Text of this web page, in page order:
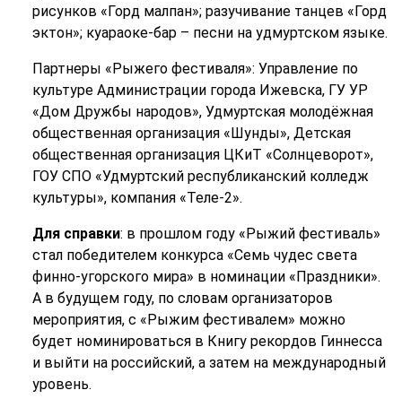
рисунков «Горд малпан»; разучивание танцев «Горд
эктон»; куараоке-бар – песни на удмуртском языке.
Партнеры «Рыжего фестиваля»: Управление по
культуре Администрации города Ижевска, ГУ УР
«Дом Дружбы народов», Удмуртская молодёжная
общественная организация «Шунды», Детская
общественная организация ЦКиТ «Солнцеворот»,
ГОУ СПО «Удмуртский республиканский колледж
культуры», компания «Теле-2».
Для справки: в прошлом году «Рыжий фестиваль»
стал победителем конкурса «Семь чудес света
финно-угорского мира» в номинации «Праздники».
А в будущем году, по словам организаторов
мероприятия, с «Рыжим фестивалем» можно
будет номинироваться в Книгу рекордов Гиннесса
и выйти на российский, а затем на международный
уровень.